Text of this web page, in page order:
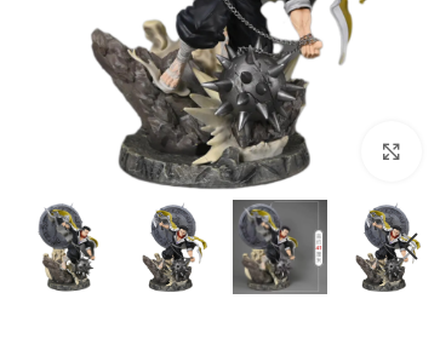
بزرگنمایی تصویر